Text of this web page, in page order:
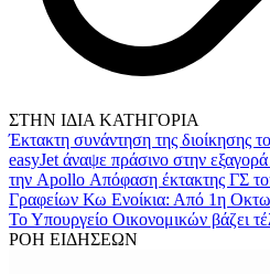
ΣΤΗΝ ΙΔΙΑ ΚΑΤΗΓΟΡΙΑ
Έκτακτη συνάντηση της διοίκησης
easyJet άναψε πράσινο στην
την Apollo Απόφαση έκτακτης ΓΣ
Γραφείων Κω Ενοίκια: Από 1η
Το Υπουργείο Οικονομικών βάζει
ΡΟΗ ΕΙΔΗΣΕΩΝ